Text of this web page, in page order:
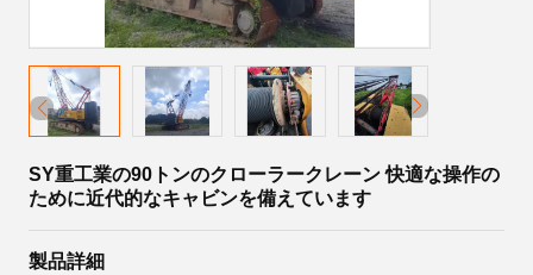
SY重工業の90トンのクローラークレーン 快適な操作の
ために近代的なキャビンを備えています
製品詳細